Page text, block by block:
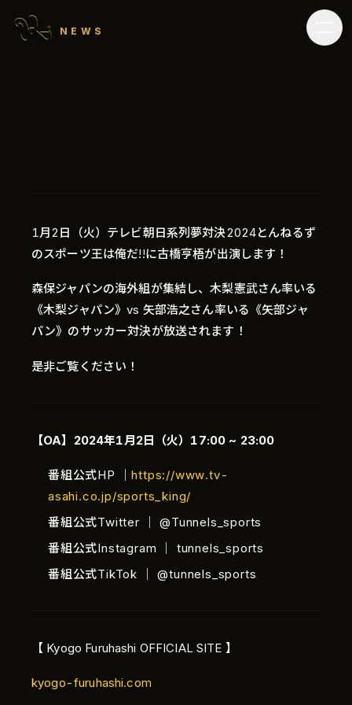
Language
日本語
NEWS
1月2日（火）テレビ朝日系列夢対決2024とんねるず
のスポーツ王は俺だ!!に古橋亨梧が出演します！
森保ジャパンの海外組が集結し、木梨憲武さん率いる
《木梨ジャパン》vs 矢部浩之さん率いる《矢部ジャ
パン》のサッカー対決が放送されます！
是非ご覧ください！
【OA】2024年1月2日（火）17:00 ~ 23:00
番組公式HP ｜https://www.tv-
asahi.co.jp/sports_king/
番組公式Twitter ｜ @Tunnels_sports
番組公式Instagram ｜ tunnels_sports
番組公式TikTok ｜ @tunnels_sports
【 Kyogo Furuhashi OFFICIAL SITE 】
kyogo-furuhashi.com